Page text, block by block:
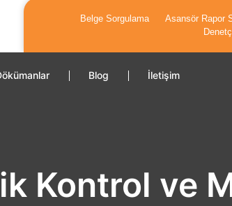
0 216 550 81 81
Belge Sorgulama Asansör Rapor
Blog İletişim
Kontrol ve